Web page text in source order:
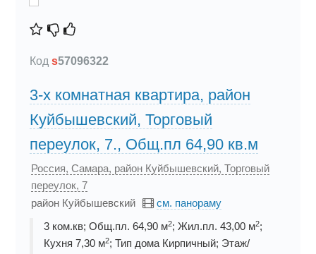
Код s57096322
3-х комнатная квартира, район
Куйбышевский, Торговый
переулок, 7., Общ.пл 64,90 кв.м
Россия, Самара, район Куйбышевский, Торговый
переулок, 7
район Куйбышевский
см. панораму
3 ком.кв; Общ.пл. 64,90 м2; Жил.пл. 43,00 м2;
Кухня 7,30 м2; Тип дома Кирпичный; Этаж/